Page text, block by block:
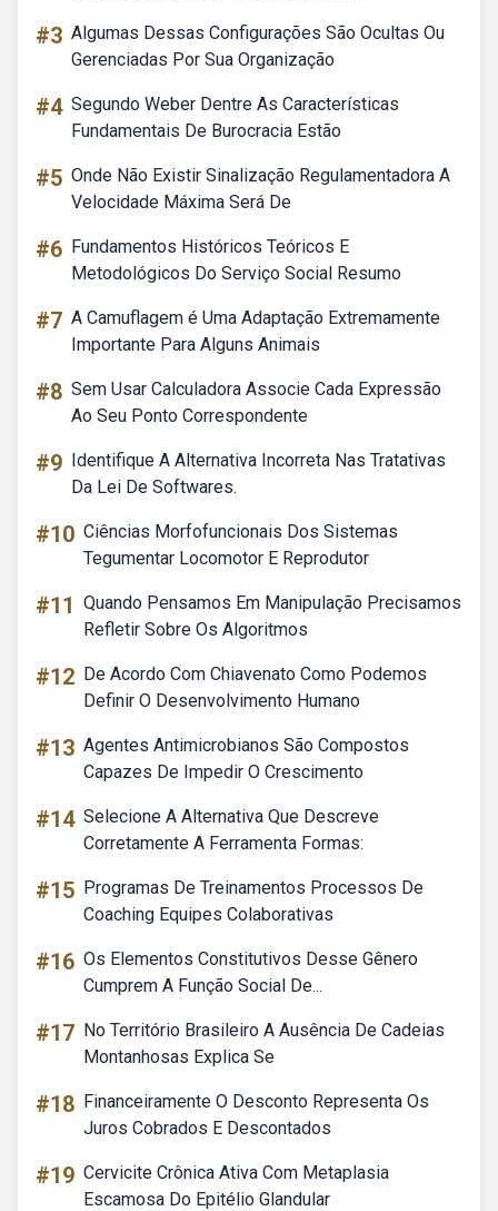
#3 Algumas Dessas Configurações São Ocultas Ou
Gerenciadas Por Sua Organização
#4 Segundo Weber Dentre As Características
Fundamentais De Burocracia Estão
#5 Onde Não Existir Sinalização Regulamentadora A
Velocidade Máxima Será De
#6 Fundamentos Históricos Teóricos E
Metodológicos Do Serviço Social Resumo
#7 A Camuflagem é Uma Adaptação Extremamente
Importante Para Alguns Animais
#8 Sem Usar Calculadora Associe Cada Expressão
Ao Seu Ponto Correspondente
#9 Identifique A Alternativa Incorreta Nas Tratativas
Da Lei De Softwares.
#10 Ciências Morfofuncionais Dos Sistemas
Tegumentar Locomotor E Reprodutor
#11 Quando Pensamos Em Manipulação Precisamos
Refletir Sobre Os Algoritmos
#12 De Acordo Com Chiavenato Como Podemos
Definir O Desenvolvimento Humano
#13 Agentes Antimicrobianos São Compostos
Capazes De Impedir O Crescimento
#14 Selecione A Alternativa Que Descreve
Corretamente A Ferramenta Formas:
#15 Programas De Treinamentos Processos De
Coaching Equipes Colaborativas
#16 Os Elementos Constitutivos Desse Gênero
Cumprem A Função Social De...
#17 No Território Brasileiro A Ausência De Cadeias
Montanhosas Explica Se
#18 Financeiramente O Desconto Representa Os
Juros Cobrados E Descontados
#19 Cervicite Crônica Ativa Com Metaplasia
Escamosa Do Epitélio Glandular